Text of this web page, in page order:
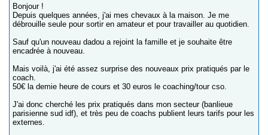
Bonjour !
Depuis quelques années, j'ai mes chevaux à la maison. Je me
débrouille seule pour sortir en amateur et pour travailler au quotidien.
Sauf qu'un nouveau dadou a rejoint la famille et je souhaite être
encadrée à nouveau.
Mais voilà, j'ai été assez surprise des nouveaux prix pratiqués par le
coach.
50€ la demie heure de cours et 30 euros le coaching/tour cso.
J'ai donc cherché les prix pratiqués dans mon secteur (banlieue
parisienne sud idf), et très peu de coachs publient leurs tarifs pour les
externes.